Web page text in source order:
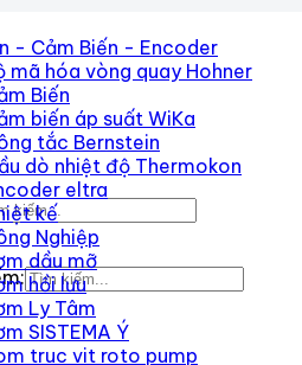
- Cảm Biến - Encoder
mã hóa vòng quay Hohner
Biến
biến áp suất WiKa
tắc Bernstein
dò nhiệt độ Thermokon
eltra
kế
Nghiệp
dầu mỡ
hồi lưu
Ly Tâm
SISTEMA Ý
truc vit roto pump